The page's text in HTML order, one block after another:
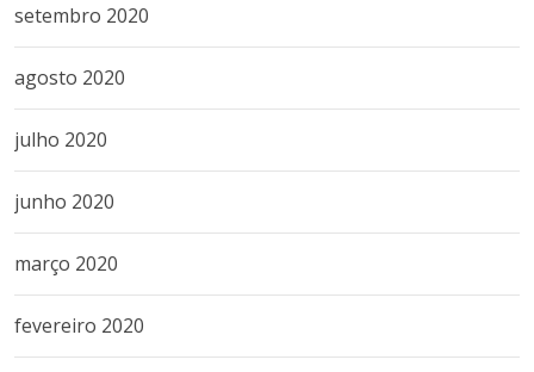
setembro 2020
agosto 2020
julho 2020
junho 2020
março 2020
fevereiro 2020